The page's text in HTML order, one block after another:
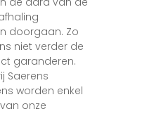
doorgaan. Zo
niet verder de
garanderen.
Saerens
worden enkel
onze